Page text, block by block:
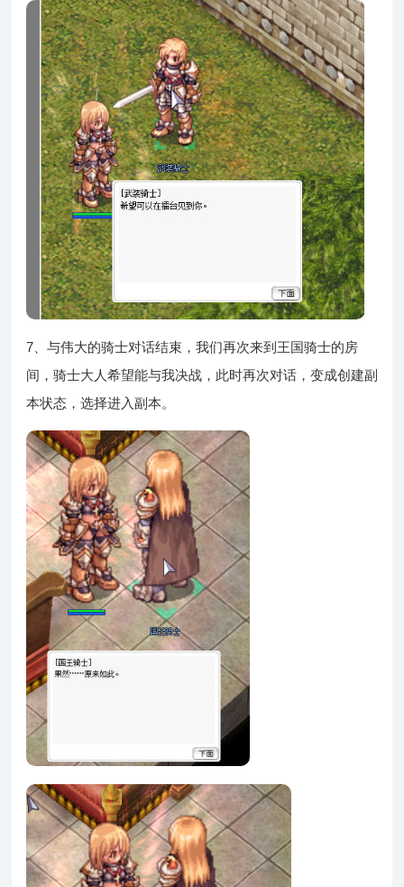
7、与伟大的骑士对话结束，我们再次来到王国骑士的房
间，骑士大人希望能与我决战，此时再次对话，变成创建副
本状态，选择进入副本。